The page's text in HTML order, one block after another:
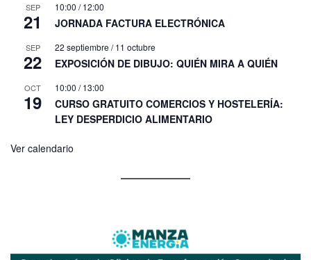
SEP
21
10:00 /12:00
JORNADA FACTURA ELECTRÓNICA
SEP
22
22 septiembre /11 octubre
EXPOSICIÓN DE DIBUJO: QUIÉN MIRA A QUIÉN
OCT
19
10:00 /13:00
CURSO GRATUITO COMERCIOS Y HOSTELERÍA:
LEY DESPERDICIO ALIMENTARIO
Ver calendario